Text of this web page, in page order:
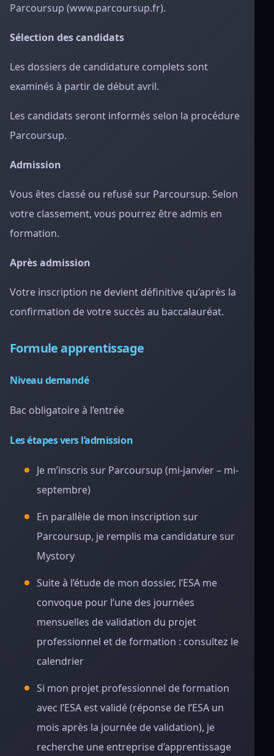
Parcoursup (www.parcoursup.fr).
Sélection des candidats
Les dossiers de candidature complets sont
examinés à partir de début avril.
Les candidats seront informés selon la procédure
Parcoursup.
Admission
Vous êtes classé ou refusé sur Parcoursup. Selon
votre classement, vous pourrez être admis en
formation.
Après admission
Votre inscription ne devient définitive qu’après la
confirmation de votre succès au baccalauréat.
Formule apprentissage
Niveau demandé
Bac obligatoire à l’entrée
Les étapes vers l’admission
Je m’inscris sur Parcoursup (mi-janvier – mi-
septembre)
En parallèle de mon inscription sur
Parcoursup, je remplis ma candidature sur
Mystory
Suite à l’étude de mon dossier, l’ESA me
convoque pour l’une des journées
mensuelles de validation du projet
professionnel et de formation : consultez le
calendrier
Si mon projet professionnel de formation
avec l’ESA est validé (réponse de l’ESA un
mois après la journée de validation), je
recherche une entreprise d’apprentissage